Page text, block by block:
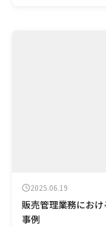
2025.06.19
販売管理業務にお
事例